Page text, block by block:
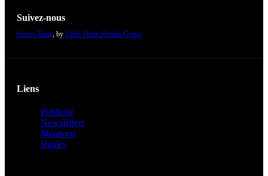
Suivez-nous
Sports-Team, byAfrik-Shine Medias Group
Liens
Publicité
Newsletters
Mentions
légales